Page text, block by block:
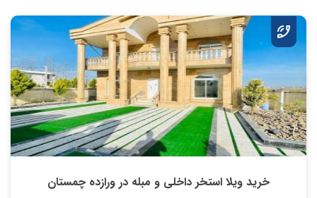
خرید ویلا استخر داخلی و مبله در ورازده چمستان